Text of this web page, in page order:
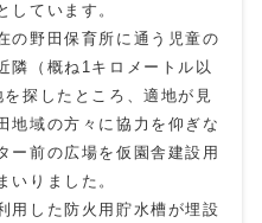
しています。
の野田保育所に通う児童の
隣（概ね1キロメートル以
探したところ、適地が見
地域の方々に協力を仰ぎな
ー前の広場を仮園舎建設用
いりました。
用した防火用貯水槽が埋設